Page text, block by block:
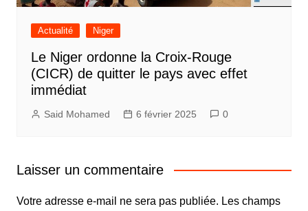
Actualité Niger
Le Niger ordonne la Croix-Rouge
(CICR) de quitter le pays avec effet
immédiat
Said Mohamed 6 février 2025 0
Laisser un commentaire
Votre adresse e-mail ne sera pas publiée. Les champs